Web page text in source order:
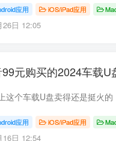
应用 iOS/iPad应用
26日 12:05
元购买的2024车载U
应用 iOS/iPad应用
16日 12:54